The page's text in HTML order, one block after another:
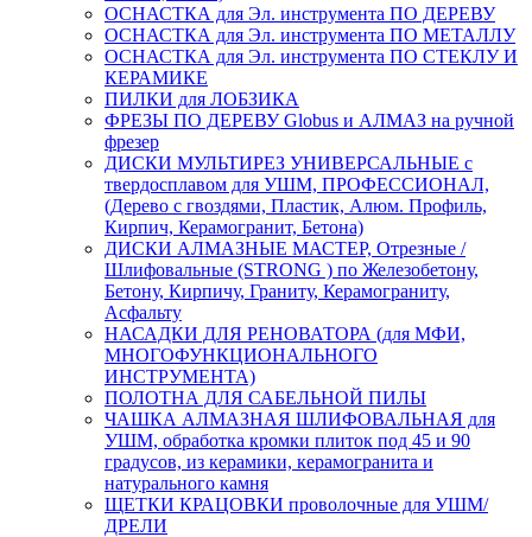
ОСНАСТКА для Эл. инструмента ПО ДЕРЕВУ
ОСНАСТКА для Эл. инструмента ПО МЕТАЛЛУ
ОСНАСТКА для Эл. инструмента ПО СТЕКЛУ И
КЕРАМИКЕ
ПИЛКИ для ЛОБЗИКА
ФРЕЗЫ ПО ДЕРЕВУ Globus и АЛМАЗ на ручной
фрезер
ДИСКИ МУЛЬТИРЕЗ УНИВЕРСАЛЬНЫЕ с
твердосплавом для УШМ, ПРОФЕССИОНАЛ,
(Дерево с гвоздями, Пластик, Алюм. Профиль,
Кирпич, Керамогранит, Бетона)
ДИСКИ АЛМАЗНЫЕ МАСТЕР, Отрезные /
Шлифовальные (STRONG ) по Железобетону,
Бетону, Кирпичу, Граниту, Керамограниту,
Асфальту
НАСАДКИ ДЛЯ РЕНОВАТОРА (для МФИ,
МНОГОФУНКЦИОНАЛЬНОГО
ИНСТРУМЕНТА)
ПОЛОТНА ДЛЯ САБЕЛЬНОЙ ПИЛЫ
ЧАШКА АЛМАЗНАЯ ШЛИФОВАЛЬНАЯ для
УШМ, обработка кромки плиток под 45 и 90
градусов, из керамики, керамогранита и
натурального камня
ЩЕТКИ КРАЦОВКИ проволочные для УШМ/
ДРЕЛИ